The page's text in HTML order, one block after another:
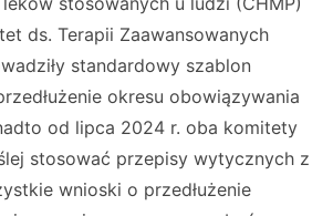
ds. Terapii Zaawansowanych
standardowy szablon
okresu obowiązywania
od lipca 2024 r. oba komitety
stosować przepisy wytycznych z
wnioski o przedłużenie